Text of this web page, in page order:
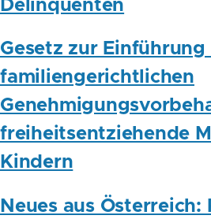
Delinquenten
Gesetz zur Einführung
familiengerichtlichen
freiheitsentziehende
Kindern
Neues aus